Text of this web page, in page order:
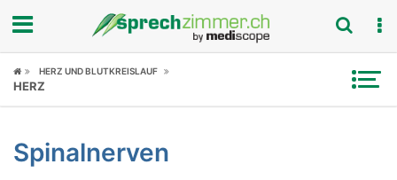
Fokus
Symptome
HERZ UND BLUTKREISLAUF
HERZ
Spinalnerven